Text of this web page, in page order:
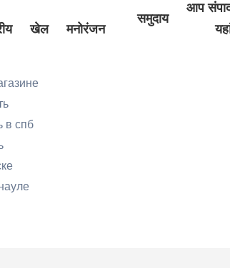
खेल मनोरंजन
समुदाय
आप
в спб